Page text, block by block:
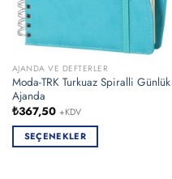
AJANDA VE DEFTERLER
Moda-TRK Turkuaz Spiralli Günlük
Ajanda
₺367,50 +KDV
SEÇENEKLER